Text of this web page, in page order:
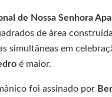
de Nossa Senhora
de área
simultâneas em
é maior.
foi assinado por